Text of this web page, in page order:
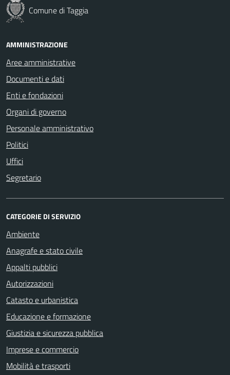
Comune di Taggia
AMMINISTRAZIONE
Aree amministrative
Documenti e dati
Enti e fondazioni
Organi di governo
Personale amministrativo
Politici
Uffici
Segretario
CATEGORIE DI SERVIZIO
Ambiente
Anagrafe e stato civile
Appalti pubblici
Autorizzazioni
Catasto e urbanistica
Educazione e formazione
Giustizia e sicurezza pubblica
Imprese e commercio
Mobilità e trasporti